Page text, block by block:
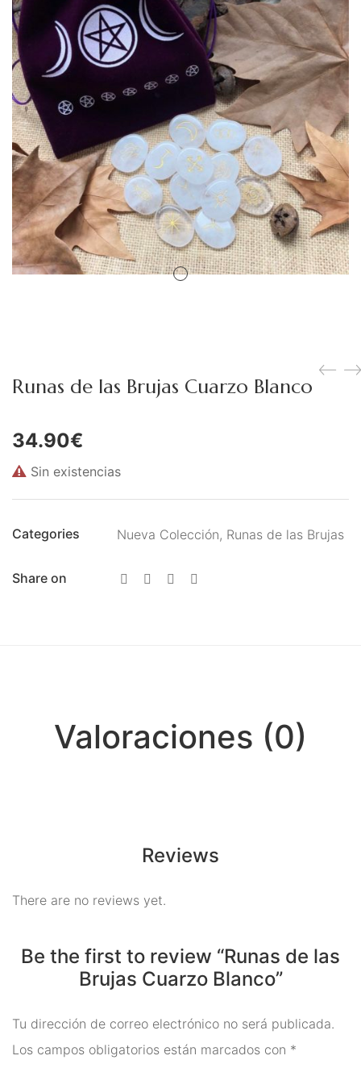
Amuletos Símbolos Celtas
Anillo Atlante
Aromaterapia
Atrapa sueños
Bolas de Cristal
Brujas de Artesanía
Cofre de los Deseos
Diosas Celtas
Duendes
Hadas
Inciensos Mágicos
Libros y Agendas
Llamadores de Angeles,
Meditación
Para El Trabajo
Aceites para ritual
Runas de las Brujas Cuarzo Blanco
34.90€
Sin existencias
Categories Nueva Colección, Runas de las Brujas
Share on
Valoraciones (0)
Reviews
There are no reviews yet.
Be the first to review “Runas de las
Brujas Cuarzo Blanco”
Tu dirección de correo electrónico no será publicada.
Los campos obligatorios están marcados con *